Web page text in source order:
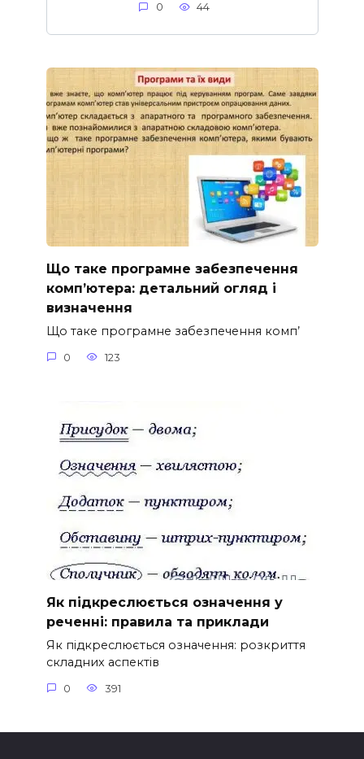
0 44
Що таке програмне забезпечення
комп’ютера: детальний огляд і
визначення
Що таке програмне забезпечення комп’
0 123
Як підкреслюється означення у
реченні: правила та приклади
Як підкреслюється означення: розкриття
складних аспектів
0 391